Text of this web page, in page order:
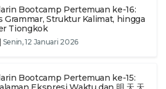
Bootcamp Pertemuan ke-16:
Grammar, Struktur Kalimat, hingga
Tiongkok
Senin, 12 Januari 2026
Bootcamp Pertemuan ke-15: